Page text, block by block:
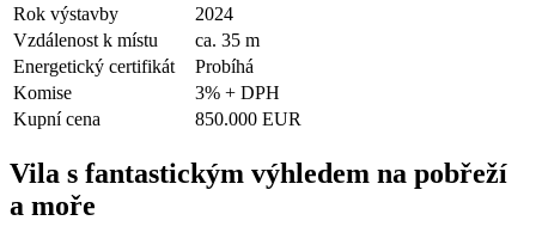
Rok výstavby
2024
Vzdálenost k místu
ca. 35 m
Energetický certifikát
Probíhá
Komise
3% + DPH
Kupní cena
850.000 EUR
Vila s fantastickým výhledem na pobřeží
a moře